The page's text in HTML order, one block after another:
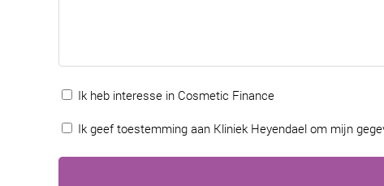
Toestemming
Ik heb interesse in Cosmetic Finance
Toestemming
Ik geef toestemming aan Kliniek Heyendael om mijn